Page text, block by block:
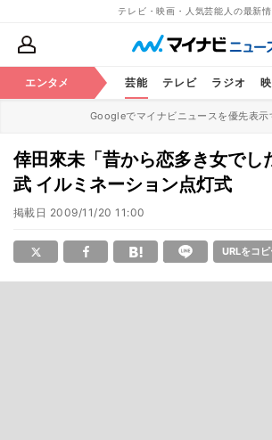
テレビ・映画・人気芸能人の最新
エンタメ 芸能 テレビ ラジオ
Googleでマイナビニュースを優先表示
倖田來未「昔から恋多き女でし
武 イルミネーション点灯式
掲載日 2009/11/20 11:00
URLをコ